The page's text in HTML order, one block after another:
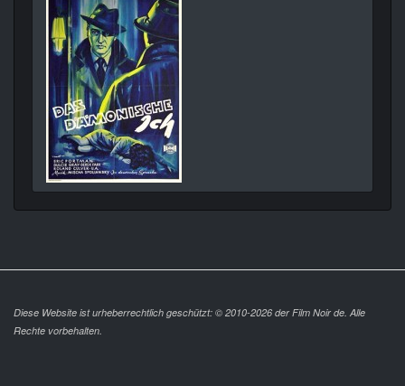
Diese Website ist urheberrechtlich geschützt: © 2010-2026 der Film Noir de. Alle
Rechte vorbehalten.